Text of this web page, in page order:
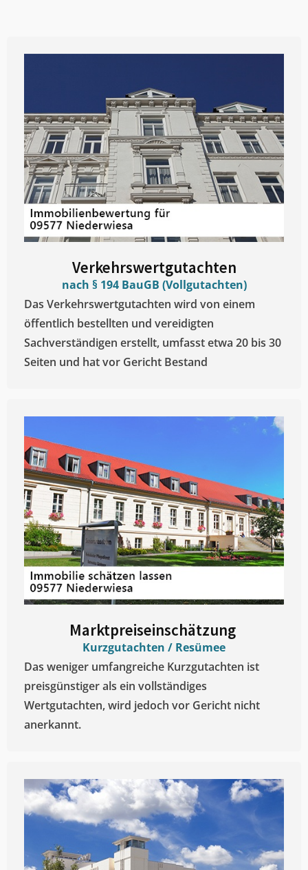
Verkehrswertgutachten
nach § 194 BauGB (Vollgutachten)
Das Verkehrswertgutachten wird von einem
öffentlich bestellten und vereidigten
Sachverständigen erstellt, umfasst etwa 20 bis 30
Seiten und hat vor Gericht Bestand
Marktpreiseinschätzung ​
Kurzgutachten / Resümee
Das weniger umfangreiche Kurzgutachten ist
preisgünstiger als ein vollständiges
Wertgutachten, wird jedoch vor Gericht nicht
anerkannt.